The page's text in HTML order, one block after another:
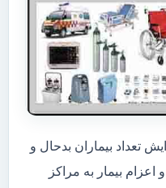
تعداد بیماران بدحال و
اعزام بیمار به مراکز